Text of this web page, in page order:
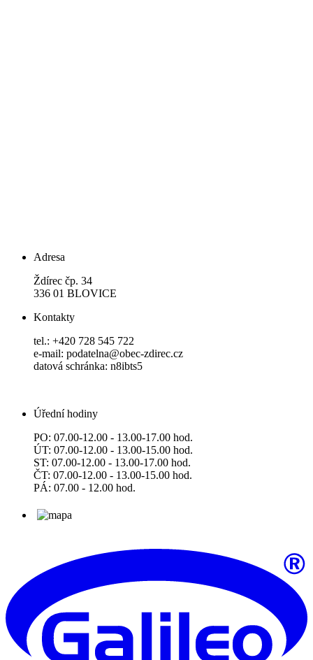
Adresa
Ždírec čp. 34
336 01 BLOVICE
Kontakty
tel.: +420 728 545 722
e-mail: podatelna@obec-zdirec.cz
datová schránka: n8ibts5
Úřední hodiny
PO: 07.00-12.00 - 13.00-17.00 hod.
ÚT: 07.00-12.00 - 13.00-15.00 hod.
ST: 07.00-12.00 - 13.00-17.00 hod.
ČT: 07.00-12.00 - 13.00-15.00 hod.
PÁ: 07.00 - 12.00 hod.